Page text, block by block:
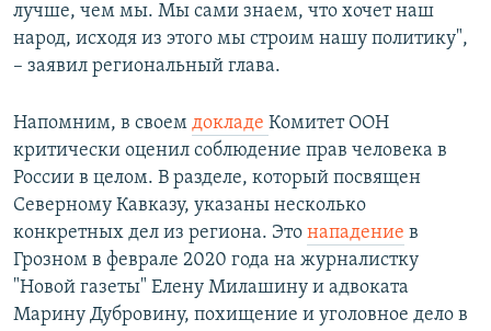
лучше, чем мы. Мы сами знаем, что хочет наш
народ, исходя из этого мы строим нашу политику",
– заявил региональный глава.
Напомним, в своем докладе Комитет ООН
критически оценил соблюдение прав человека в
России в целом. В разделе, который посвящен
Северному Кавказу, указаны несколько
конкретных дел из региона. Это нападение в
Грозном в феврале 2020 года на журналистку
"Новой газеты" Елену Милашину и адвоката
Марину Дубровину, похищение и уголовное дело в